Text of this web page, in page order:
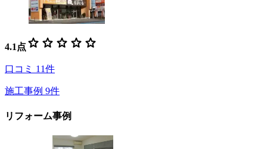
4.1 点 star star star star star
口コミ 11件
施工事例 9件
リフォーム事例